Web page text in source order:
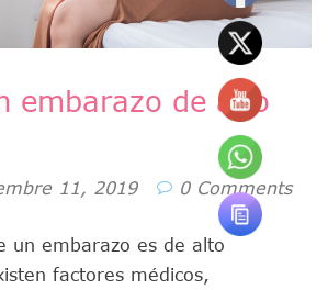
embarazo de alto
11, 2019 0 Comments
un embarazo es de alto
factores médicos,